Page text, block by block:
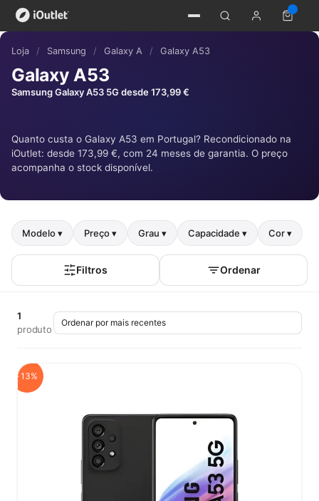
Loja / Samsung / Galaxy A / Galaxy A53
Galaxy A53
Samsung Galaxy A53 5G desde 173,99 €
Quanto custa o Galaxy A53 em Portugal? Recondicionado na
iOutlet: desde 173,99 €, com 24 meses de garantia. O preço
acompanha o stock disponível.
Modelo ▾ Preço ▾ Grau ▾ Capacidade ▾ Cor ▾
Filtros Ordenar
1
produto
-13%